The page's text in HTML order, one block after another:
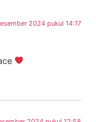
2024 pukul 14:17